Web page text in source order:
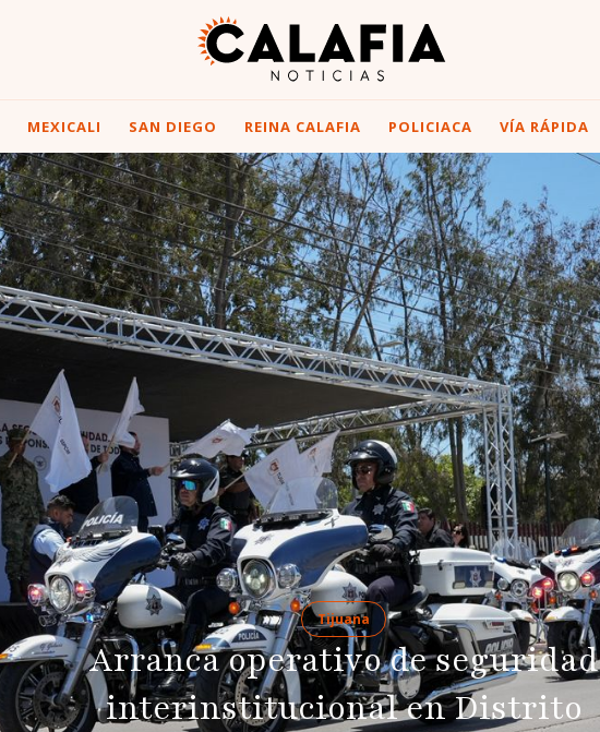
MEXICALI SAN DIEGO REINA CALAFIA POLICIACA VÍA RÁPIDA
Tijuana
Arranca operativo de seguridad
interinstitucional en Distrito